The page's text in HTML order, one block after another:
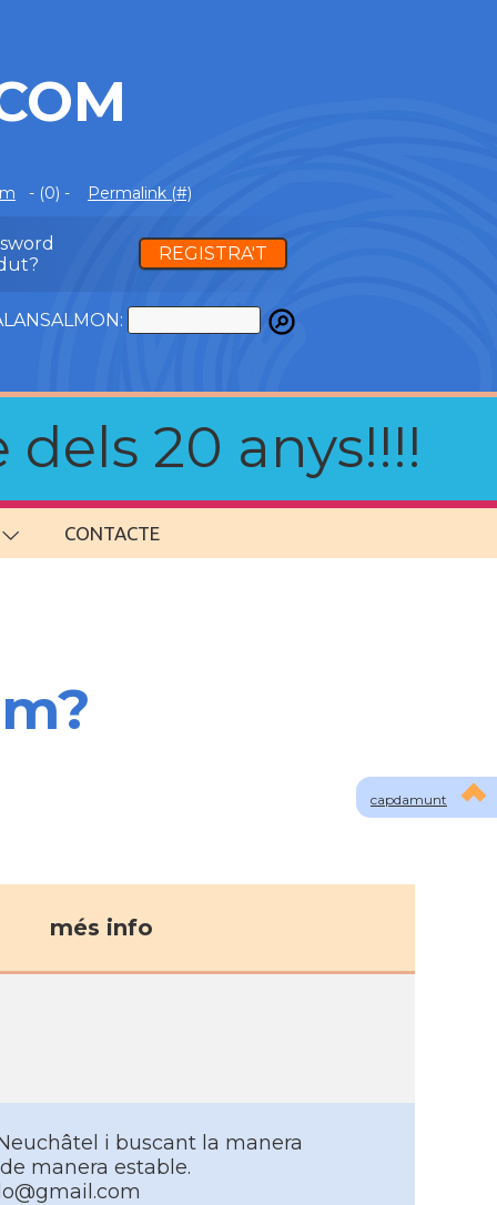
- (0) - Permalink (#)
REGISTRA'T
20 anys!!!!
CONTACTE
capdamunt
més info
i buscant la manera
manera estable.